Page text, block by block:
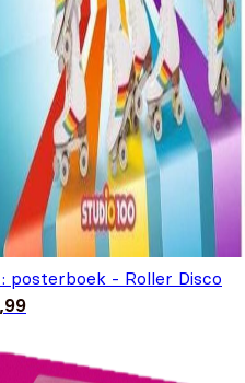
posterboek - Roller Disco